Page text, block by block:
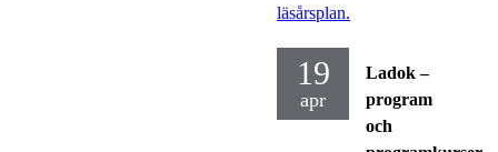
läsårsplan.
19
apr
Ladok –
program
och